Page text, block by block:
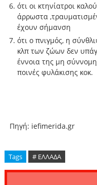
ότι οι κτηνίατροι
άρρωστα
έχουν σήμανση
ότι ο πνιγμός, η
κλπ των ζώων δεν
έννοια της μη
ποινές φυλάκισης κοκ.
Πηγή: iefimerida.gr
Tags # ΕΛΛΑΔΑ